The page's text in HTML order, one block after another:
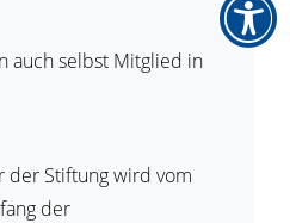
auch selbst Mitglied in
der Stiftung wird vom
der